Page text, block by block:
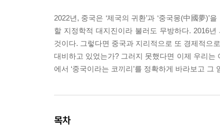
2022년, 중국은 ‘제국의 귀환’과 ‘중국몽(中國夢
할 지정학적 대지진이라 불러도 무방하다. 2016
것이다. 그렇다면 중국과 지리적으로 또 경제적으
대비하고 있었는가? 그러지 못했다면 이제 우리
에서 ‘중국이라는 코끼리’를 정확하게 바라보고
목차